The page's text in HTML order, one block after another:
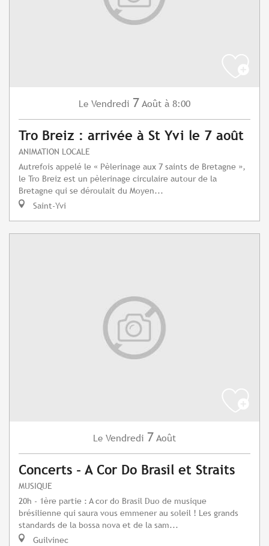
Le Vendredi 7 Août à 8:00
Tro Breiz : arrivée à St Yvi le 7 août
ANIMATION LOCALE
Autrefois appelé le « Pèlerinage aux 7 saints de Bretagne »,
le Tro Breiz est un pèlerinage circulaire autour de la
Bretagne qui se déroulait du Moyen...
Saint-Yvi
Le Vendredi 7 Août
Concerts - A Cor Do Brasil et Straits
MUSIQUE
20h - 1ère partie : A cor do Brasil Duo de musique
brésilienne qui saura vous emmener au soleil ! Les grands
standards de la bossa nova et de la sam...
Guilvinec